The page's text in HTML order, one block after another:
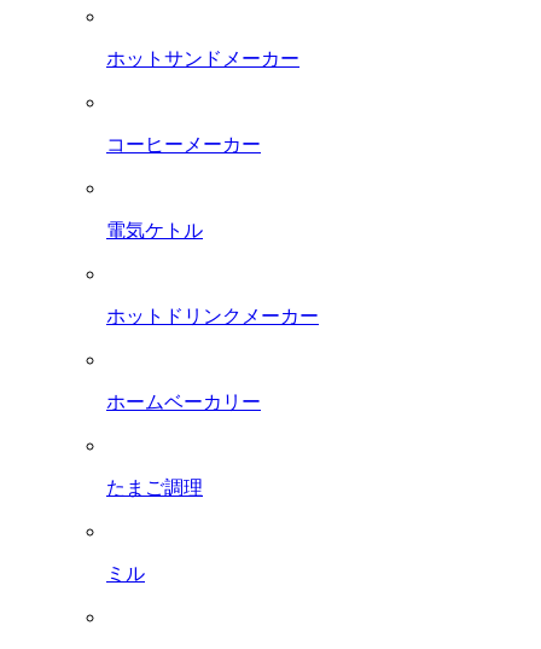
ホットサンドメーカー
コーヒーメーカー
電気ケトル
ホットドリンクメーカー
ホームベーカリー
たまご調理
ミル